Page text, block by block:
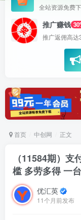
全站资源免费
推广赚钱
推广返佣高达
首页 中创网 正文
（11584期）
槛 多劳多得 一
优汇英
11个月前发布